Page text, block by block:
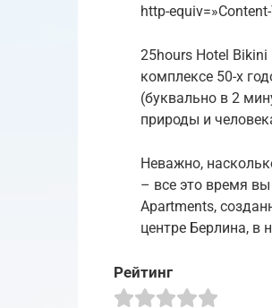
http-
25hours Hotel
комплексе 50-х
(буквально в 2
природы и
Неважно,
– все это время
Apartments,
центре Берлина, в
Рейтинг